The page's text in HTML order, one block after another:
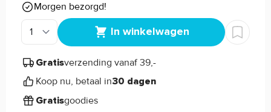
Morgen bezorgd!
In winkelwagen
Gratisverzending vanaf 39,-
Koop nu, betaal in30 dagen
Gratisgoodies